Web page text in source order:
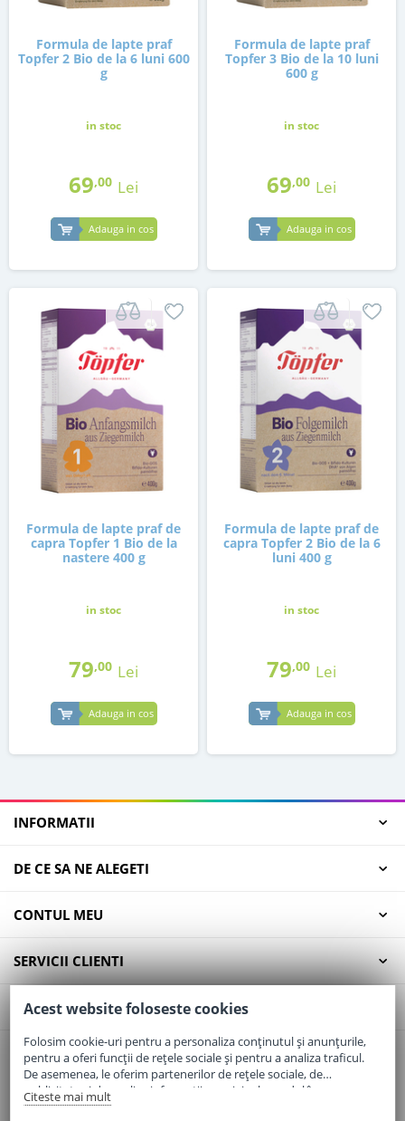
Formula de lapte praf
Topfer 2 Bio de la 6 luni 600
g
in stoc
69,00 Lei
Adauga in cos
Formula de lapte praf
Topfer 3 Bio de la 10 luni
600 g
in stoc
69,00 Lei
Adauga in cos
Formula de lapte praf de
capra Topfer 1 Bio de la
nastere 400 g
in stoc
79,00 Lei
Adauga in cos
Formula de lapte praf de
capra Topfer 2 Bio de la 6
luni 400 g
in stoc
79,00 Lei
Adauga in cos
INFORMATII
DE CE SA NE ALEGETI
CONTUL MEU
SERVICII CLIENTI
CONTACT
Email:office@elaptepraf.ro
Telefon:0745-964-449
Adresa:Sos. Borsului, Nr. 20, Oradea, Jud. Bihor
Acest website foloseste cookies
Folosim cookie-uri pentru a personaliza conținutul și anunțurile,
pentru a oferi funcții de rețele sociale și pentru a analiza traficul.
De asemenea, le oferim partenerilor de rețele sociale, de
publicitate și de analize informații cu privire la modul în care
folosiți site-ul nostru. Aceștia le pot combina cu alte informații
Citeste mai mult